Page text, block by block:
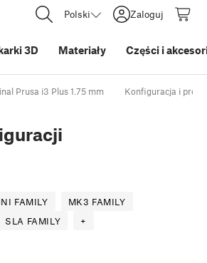
Polski Zaloguj
3D Materiały Części i
Prusa i3 Plus 1.75 mm Konfiguracja i
FAMILY
MK3 FAMILY
SLA FAMILY +